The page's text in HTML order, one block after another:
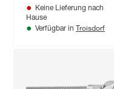
Keine Lieferung nach
Hause
Verfügbar in Troisdorf